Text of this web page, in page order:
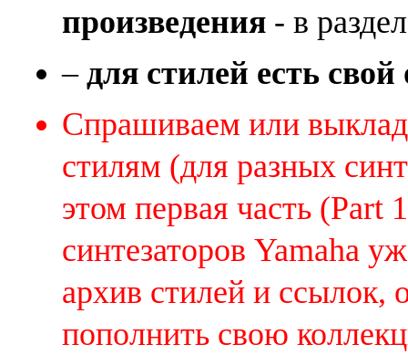
произведения - в
–для стилей есть
Спрашиваем или
стилям (для разных
этом первая часть
синтезаторов Yamaha
архив стилей и ссылок,
пополнить свою